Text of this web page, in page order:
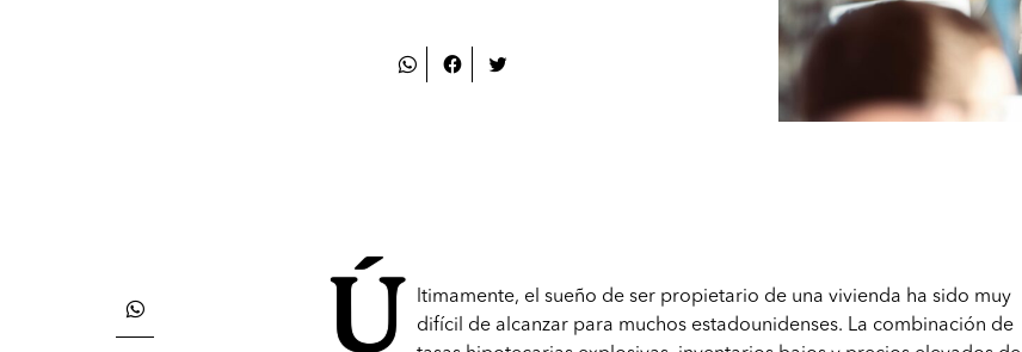
Ú
ltimamente, el sueño de ser propietario de una vivienda ha sido muy
difícil de alcanzar para muchos estadounidenses. La combinación de